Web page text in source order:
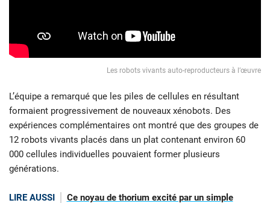
Les robots vivants auto-reproducteurs à l’œuvre
L’équipe a remarqué que les piles de cellules en résultant
formaient progressivement de nouveaux xénobots. Des
expériences complémentaires ont montré que des groupes de
12 robots vivants placés dans un plat contenant environ 60
000 cellules individuelles pouvaient former plusieurs
générations.
LIRE AUSSI
Ce noyau de thorium excité par un simple